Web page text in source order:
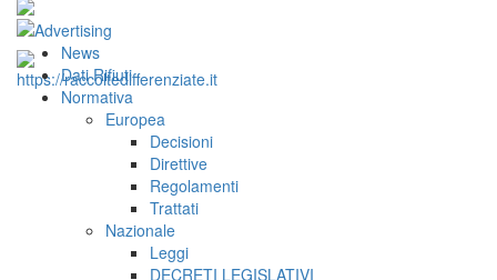
News
Dati Rifiuti
Normativa
Europea
Decisioni
Direttive
Regolamenti
Trattati
Nazionale
Leggi
DECRETI LEGISLATIVI